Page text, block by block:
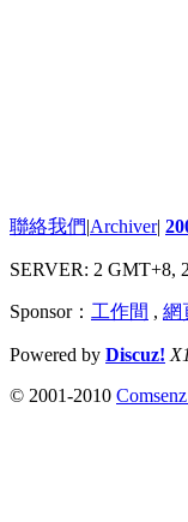
聯絡我們|Archiver|
SERVER: 2 GMT+8,
Sponsor： 工作間 , 網
Powered by Discuz!
© 2001-2010